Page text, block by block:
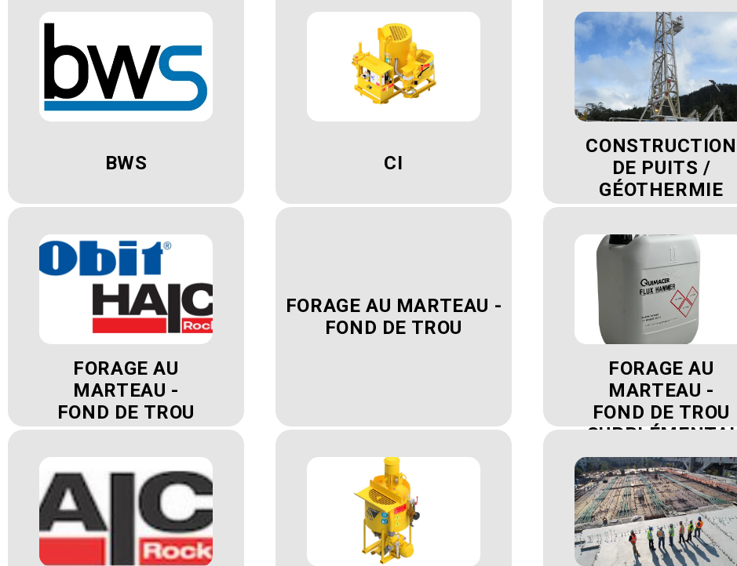
BWS CI
CONSTRUCTION
DE PUITS /
GÉOTHERMIE
FORAGE AU
MARTEAU -
FOND DE TROU
FORAGE AU MARTEAU -
FOND DE TROU
FORAGE AU
MARTEAU -
FOND DE TROU
SUPPLÉMENTAI
RE